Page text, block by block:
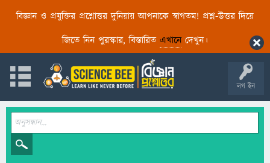
বিজ্ঞান ও প্রযুক্তির প্রশ্নোত্তর দুনিয়ায় আপনাকে স্বাগতম! প্রশ্ন-উত্তর দিয়ে
জিতে নিন পুরস্কার, বিস্তারিত এখানেদেখুন।
লগ ইন